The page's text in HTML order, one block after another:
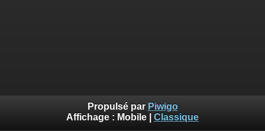
Propulsé par Piwigo
Affichage : Mobile Classique